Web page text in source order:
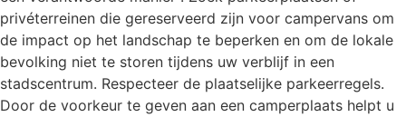
privéterreinen die gereserveerd zijn voor campervans om
de impact op het landschap te beperken en om de lokale
bevolking niet te storen tijdens uw verblijf in een
stadscentrum. Respecteer de plaatselijke parkeerregels.
Door de voorkeur te geven aan een camperplaats helpt u